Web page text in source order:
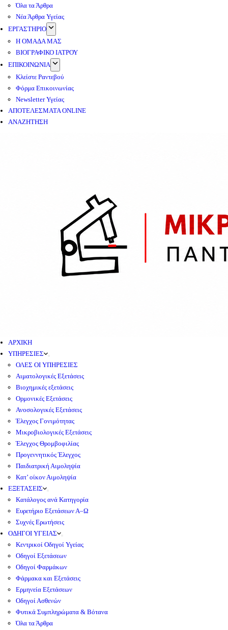
Όλα τα Άρθρα
Νέα Άρθρα Υγείας
ΕΡΓΑΣΤΗΡΙΟ
Η ΟΜΑΔΑ ΜΑΣ
ΒΙΟΓΡΑΦΙΚΟ ΙΑΤΡΟΥ
ΕΠΙΚΟΙΝΩΝΙΑ
Κλείστε Ραντεβού
Φόρμα Επικοινωνίας
Newsletter Υγείας
ΑΠΟΤΕΛΕΣΜΑΤΑ ONLINE
ΑΝΑΖΗΤΗΣΗ
ΑΡΧΙΚΗ
ΥΠΗΡΕΣΙΕΣ
ΟΛΕΣ ΟΙ ΥΠΗΡΕΣΙΕΣ
Αιματολογικές Εξετάσεις
Βιοχημικές εξετάσεις
Ορμονικές Εξετάσεις
Ανοσολογικές Εξετάσεις
Έλεγχος Γονιμότητας
Μικροβιολογικές Εξετάσεις
Έλεγχος Θρομβοφιλίας
Προγεννητικός Έλεγχος
Παιδιατρική Αιμοληψία
Κατ’ οίκον Αιμοληψία
ΕΞΕΤΑΣΕΙΣ
Κατάλογος ανά Κατηγορία
Ευρετήριο Εξετάσεων Α–Ω
Συχνές Ερωτήσεις
ΟΔΗΓΟΙ ΥΓΕΙΑΣ
Κεντρικοί Οδηγοί Υγείας
Οδηγοί Εξετάσεων
Οδηγοί Φαρμάκων
Φάρμακα και Εξετάσεις
Ερμηνεία Εξετάσεων
Οδηγοί Ασθενών
Φυτικά Συμπληρώματα & Βότανα
Όλα τα Άρθρα